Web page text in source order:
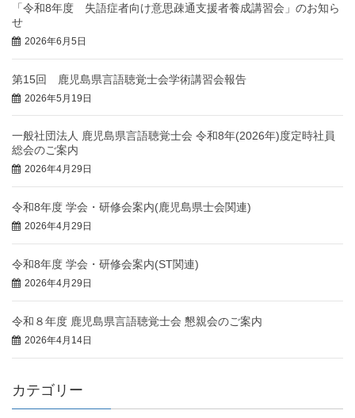
「令和8年度 失語症者向け意思疎通支援者養成講習会」のお知ら
せ
2026年6月5日
第15回 鹿児島県言語聴覚士会学術講習会報告
2026年5月19日
一般社団法人 鹿児島県言語聴覚士会 令和8年(2026年)度定時社員
総会のご案内
2026年4月29日
令和8年度 学会・研修会案内(鹿児島県士会関連)
2026年4月29日
令和8年度 学会・研修会案内(ST関連)
2026年4月29日
令和８年度 鹿児島県言語聴覚士会 懇親会のご案内
2026年4月14日
カテゴリー